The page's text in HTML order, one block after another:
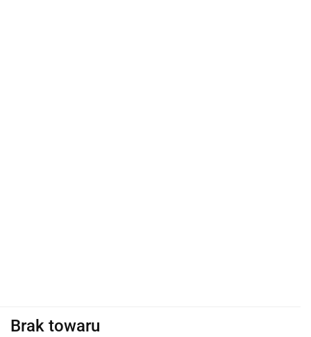
Brak towaru